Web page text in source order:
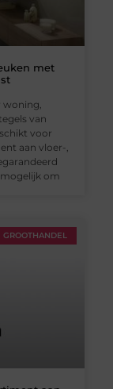
met
van
voor
aan vloer-,
om
GROOTHANDEL